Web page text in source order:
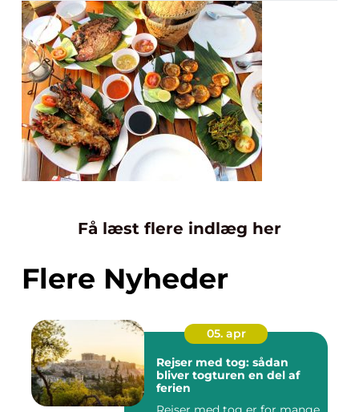
Få læst flere indlæg her
Flere Nyheder
05. apr
Rejser med tog: sådan
bliver togturen en del af
ferien